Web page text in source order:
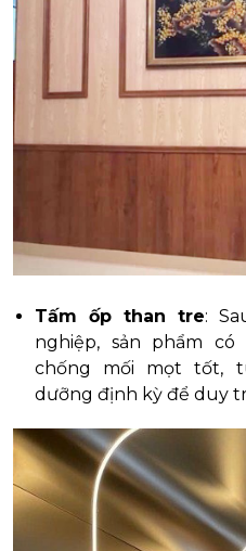
Tấm ốp than tre:
nghiệp, sản phẩm
chống mối mọt tốt,
dưỡng định kỳ để duy